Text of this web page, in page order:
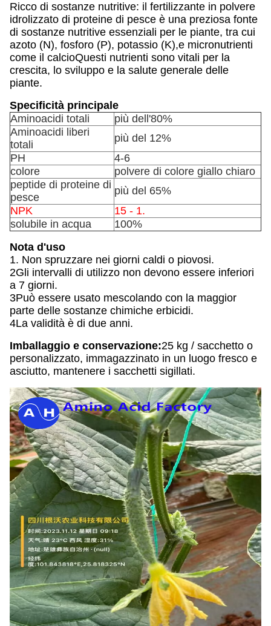
Ricco di sostanze nutritive: il fertilizzante in polvere
idrolizzato di proteine di pesce è una preziosa fonte
di sostanze nutritive essenziali per le piante, tra cui
azoto (N), fosforo (P), potassio (K),e micronutrienti
come il calcioQuesti nutrienti sono vitali per la
crescita, lo sviluppo e la salute generale delle
piante.
Specificità principale
Aminoacidi totali
più dell'80%
Aminoacidi liberi
totali
più del 12%
PH
4-6
colore
polvere di colore giallo chiaro
peptide di proteine di
pesce
più del 65%
NPK
15 - 1.
solubile in acqua
100%
Nota d'uso
1. Non spruzzare nei giorni caldi o piovosi.
2Gli intervalli di utilizzo non devono essere inferiori
a 7 giorni.
3Può essere usato mescolando con la maggior
parte delle sostanze chimiche erbicidi.
4La validità è di due anni.
Imballaggio e conservazione:25 kg / sacchetto o
personalizzato, immagazzinato in un luogo fresco e
asciutto, mantenere i sacchetti sigillati.